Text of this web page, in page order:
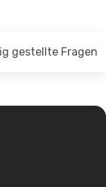
gestellte Fragen